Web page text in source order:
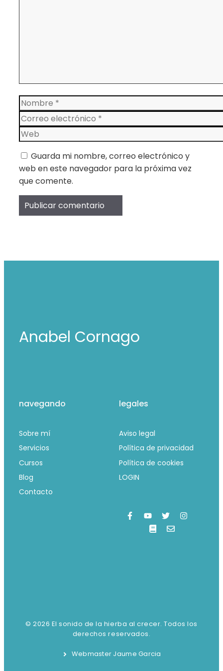
Nombre
Correo
electrónico
Web
Guarda mi nombre, correo electrónico y
web en este navegador para la próxima vez
que comente.
Anabel Cornago
navegando
Sobre mí
Servicios
Cursos
Blog
Contacto
legales
Aviso legal
Política de privacidad
Política de cookies
LOGIN
© 2026 El sonido de la hierba al crecer. Todos los
derechos reservados.
Webmaster Jaume Garcia